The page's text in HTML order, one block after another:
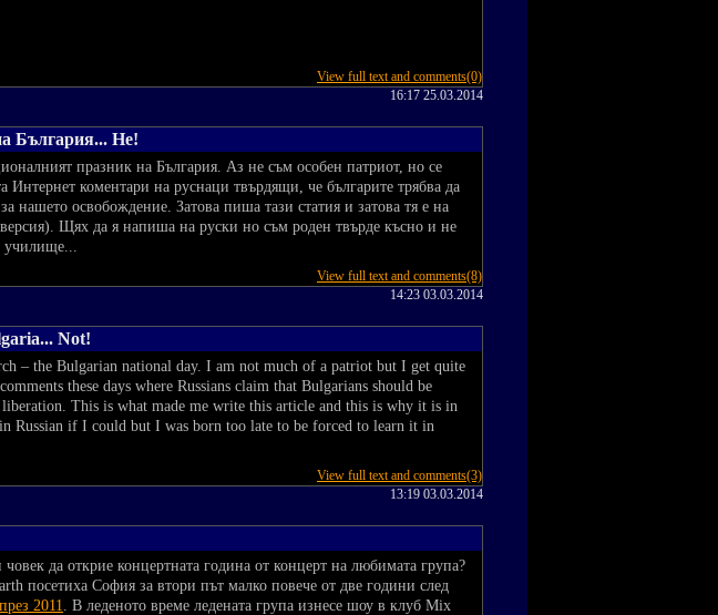
View full text and comments(0)
16:17 25.03.2014
България... Не!
празник на България. Аз не съм особен патриот, но се
Интернет коментари на руснаци твърдящи, че българите трябва да
нашето освобождение. Затова пиша тази статия и затова тя е на
версия). Щях да я напиша на руски но съм роден твърде късно и не
училище...
View full text and comments(8)
14:23 03.03.2014
Not!
– the Bulgarian national day. I am not much of a patriot but I get quite
these days where Russians claim that Bulgarians should be
This is what made me write this article and this is why it is in
Russian if I could but I was born too late to be forced to learn it in
View full text and comments(3)
13:19 03.03.2014
да открие концертната година от концерт на любимата група?
посетиха София за втори път малко повече от две години след
2011. В леденото време ледената група изнесе шоу в клуб Mix